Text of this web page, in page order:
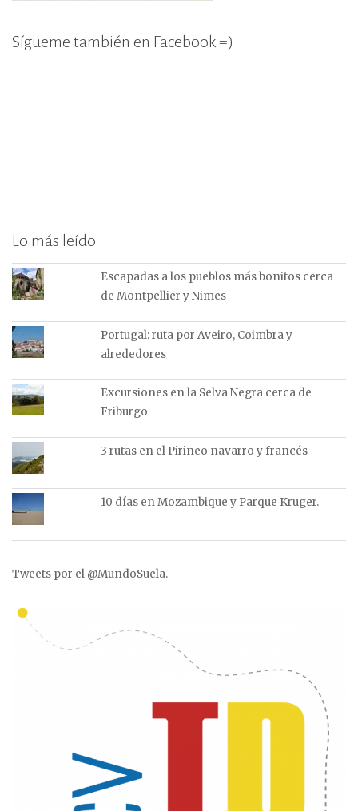
Sígueme también en Facebook =)
Lo más leído
Escapadas a los pueblos más bonitos cerca
de Montpellier y Nimes
Portugal: ruta por Aveiro, Coimbra y
alrededores
Excursiones en la Selva Negra cerca de
Friburgo
3 rutas en el Pirineo navarro y francés
10 días en Mozambique y Parque Kruger.
Tweets por el @MundoSuela.